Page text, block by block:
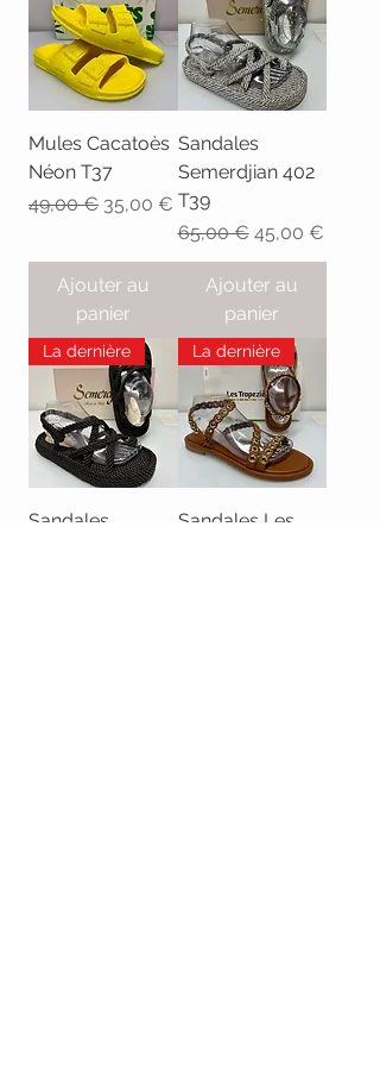
Mules Cacatoès
Néon T37
Prix original
49,00 € Prix promotionnel
35,00 €
Ajouter au
panier
Sandales
Semerdjian 402
T39
Prix original
65,00 € Prix
45,00 €
Ajouter au
panier
La dernière
Sandales
La dernière
Sandales Les